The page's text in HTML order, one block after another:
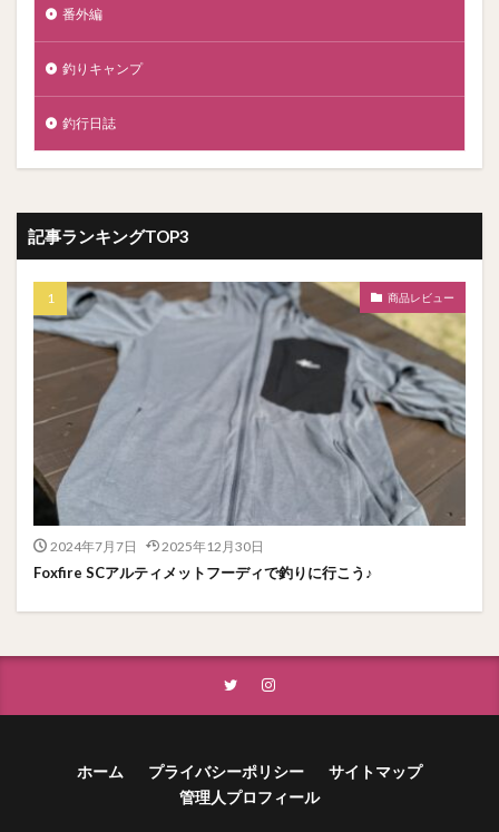
番外編
釣りキャンプ
釣行日誌
記事ランキングTOP3
商品レビュー
2024年7月7日 2025年12月30日
Foxfire SCアルティメットフーディで釣りに行こう♪
ホーム プライバシーポリシー
サイトマップ
管理人プロフィール